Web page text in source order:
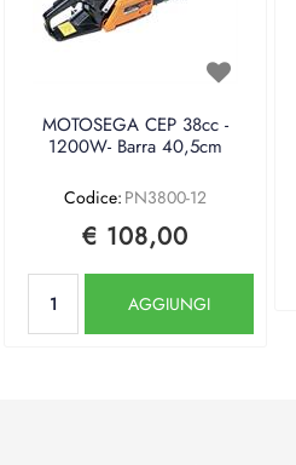
MOTOSEGA CEP 38cc -
1200W- Barra 40,5cm
Codice: PN3800-12
€ 108,00
AGGIUNGI